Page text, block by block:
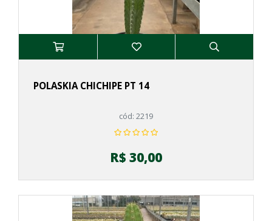
POLASKIA CHICHIPE PT 14
cód: 2219
R$ 30,00